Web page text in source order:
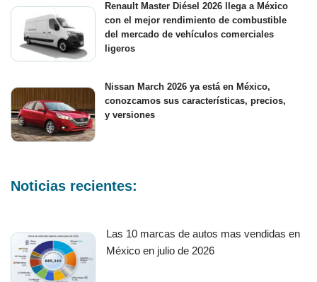
Renault Master Diésel 2026 llega a México
con el mejor rendimiento de combustible
del mercado de vehículos comerciales
ligeros
Nissan March 2026 ya está en México,
conozcamos sus características, precios,
y versiones
Noticias recientes:
Las 10 marcas de autos mas vendidas en
México en julio de 2026